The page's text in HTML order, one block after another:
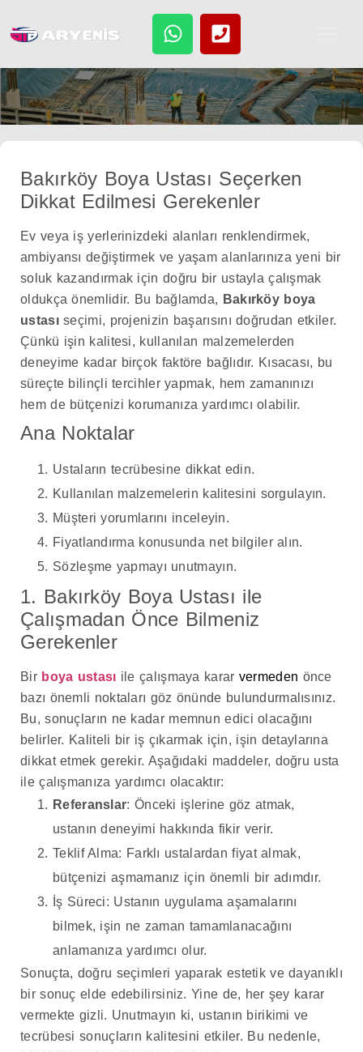
Bakırköy Boya Ustası Seçerken
Dikkat Edilmesi Gerekenler
Ev veya iş yerlerinizdeki alanları renklendirmek,
ambiyansı değiştirmek ve yaşam alanlarınıza yeni bir
soluk kazandırmak için doğru bir ustayla çalışmak
oldukça önemlidir. Bu bağlamda, Bakırköy boya
ustasıseçimi, projenizin başarısını doğrudan etkiler.
Çünkü işin kalitesi, kullanılan malzemelerden
deneyime kadar birçok faktöre bağlıdır. Kısacası, bu
süreçte bilinçli tercihler yapmak, hem zamanınızı
hem de bütçenizi korumanıza yardımcı olabilir.
Ana Noktalar
Ustaların tecrübesine dikkat edin.
Kullanılan malzemelerin kalitesini sorgulayın.
Müşteri yorumlarını inceleyin.
Fiyatlandırma konusunda net bilgiler alın.
Sözleşme yapmayı unutmayın.
1. Bakırköy Boya Ustası ile
Çalışmadan Önce Bilmeniz
Gerekenler
Bir boya ustası ile çalışmaya karar vermeden önce
bazı önemli noktaları göz önünde bulundurmalısınız.
Bu, sonuçların ne kadar memnun edici olacağını
belirler. Kaliteli bir iş çıkarmak için, işin detaylarına
dikkat etmek gerekir. Aşağıdaki maddeler, doğru usta
ile çalışmanıza yardımcı olacaktır:
Referanslar: Önceki işlerine göz atmak,
ustanın deneyimi hakkında fikir verir.
Teklif Alma: Farklı ustalardan fiyat almak,
bütçenizi aşmamanız için önemli bir adımdır.
İş Süreci: Ustanın uygulama aşamalarını
bilmek, işin ne zaman tamamlanacağını
anlamanıza yardımcı olur.
Sonuçta, doğru seçimleri yaparak estetik ve dayanıklı
bir sonuç elde edebilirsiniz. Yine de, her şey karar
vermekte gizli. Unutmayın ki, ustanın birikimi ve
tecrübesi sonuçların kalitesini etkiler. Bu nedenle,